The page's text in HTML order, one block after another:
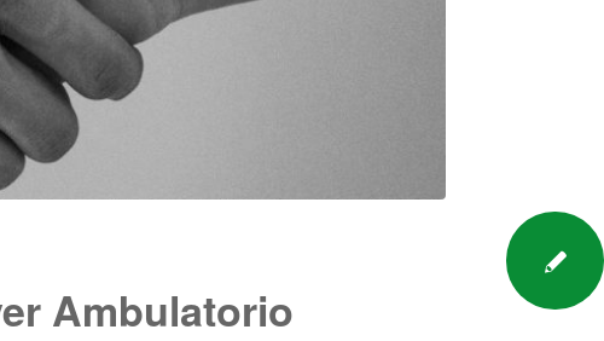
Ambulatorio